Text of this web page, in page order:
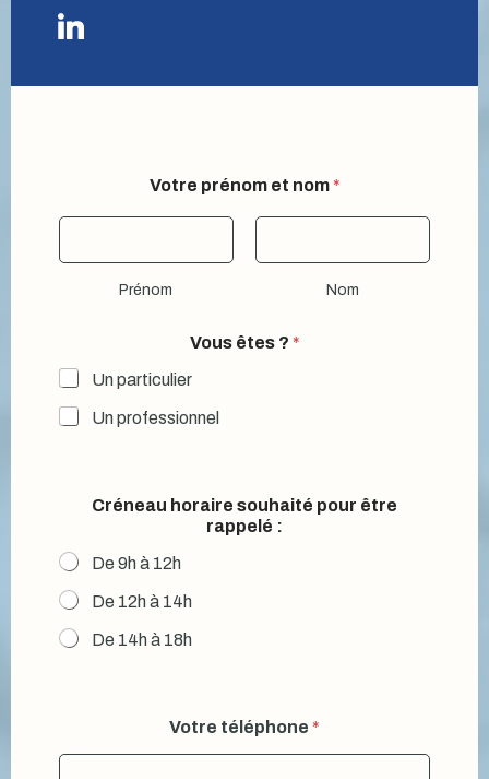
t
t
Votre prénom et nom *
Prénom Nom
Vous êtes ? *
Un particulier
Un professionnel
Créneau horaire souhaité pour être
rappelé :
De 9h à 12h
De 12h à 14h
De 14h à 18h
Votre téléphone *